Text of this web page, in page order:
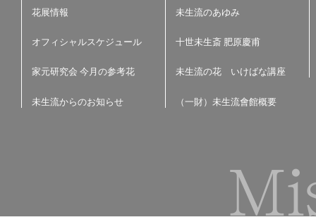
花展情報
オフィシャルスケジュール
家元研究会 今月の参考花
未生流からのお知らせ
未生流のあゆみ
十世未生斎 肥原慶甫
未生流の花 いけばな講座
（一財）未生流會館概要